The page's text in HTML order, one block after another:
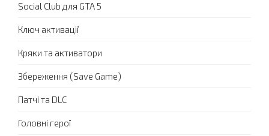
Social Club для GTA 5
Ключ активації
Кряки та активатори
Збереження (Save Game)
Патчі та DLC
Головні герої